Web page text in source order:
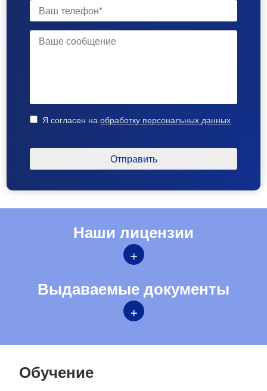
Я согласен наобработку персональных данных
Наши лицензии
+
Выдаваемые документы
+
Обучение